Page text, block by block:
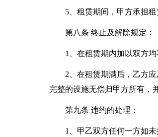
5、租赁期间，甲方承担
第八条 终止及解除规定：
1、在租赁期内加以双方
2、在租赁期满后，乙方
完整的设施无偿归甲方所有，
第九条 违约的处理：
1、甲乙双方任何一方如